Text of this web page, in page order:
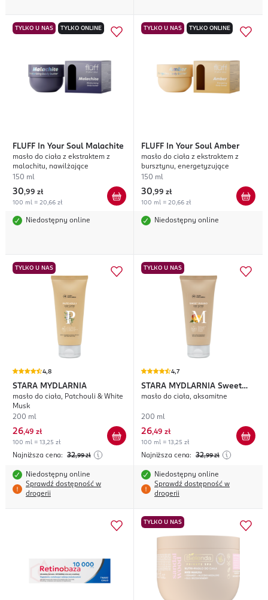
TYLKO U NAS TYLKO ONLINE
FLUFF In Your Soul Malachite
masło do ciała z ekstraktem z
malachitu, nawilżające
150 ml
30,99 zł
100 ml = 20,66 zł
Niedostępny online
TYLKO U NAS TYLKO ONLINE
FLUFF In Your Soul Amber
masło do ciała z ekstraktem z
bursztynu, energetyzujące
150 ml
30,99 zł
100 ml = 20,66 zł
Niedostępny online
TYLKO U NAS
4,8
STARA MYDLARNIA
masło do ciała, Patchouli & White
Musk
200 ml
26,49 zł
100 ml = 13,25 zł
Najniższa cena: 32,99 zł
Niedostępny online
Sprawdź dostępność w
drogerii
TYLKO U NAS
4,7
STARA MYDLARNIA Sweet
Mango
masło do ciała, aksamitne
200 ml
26,49 zł
100 ml = 13,25 zł
Najniższa cena: 32,99 zł
Niedostępny online
Sprawdź dostępność w
drogerii
TYLKO U NAS